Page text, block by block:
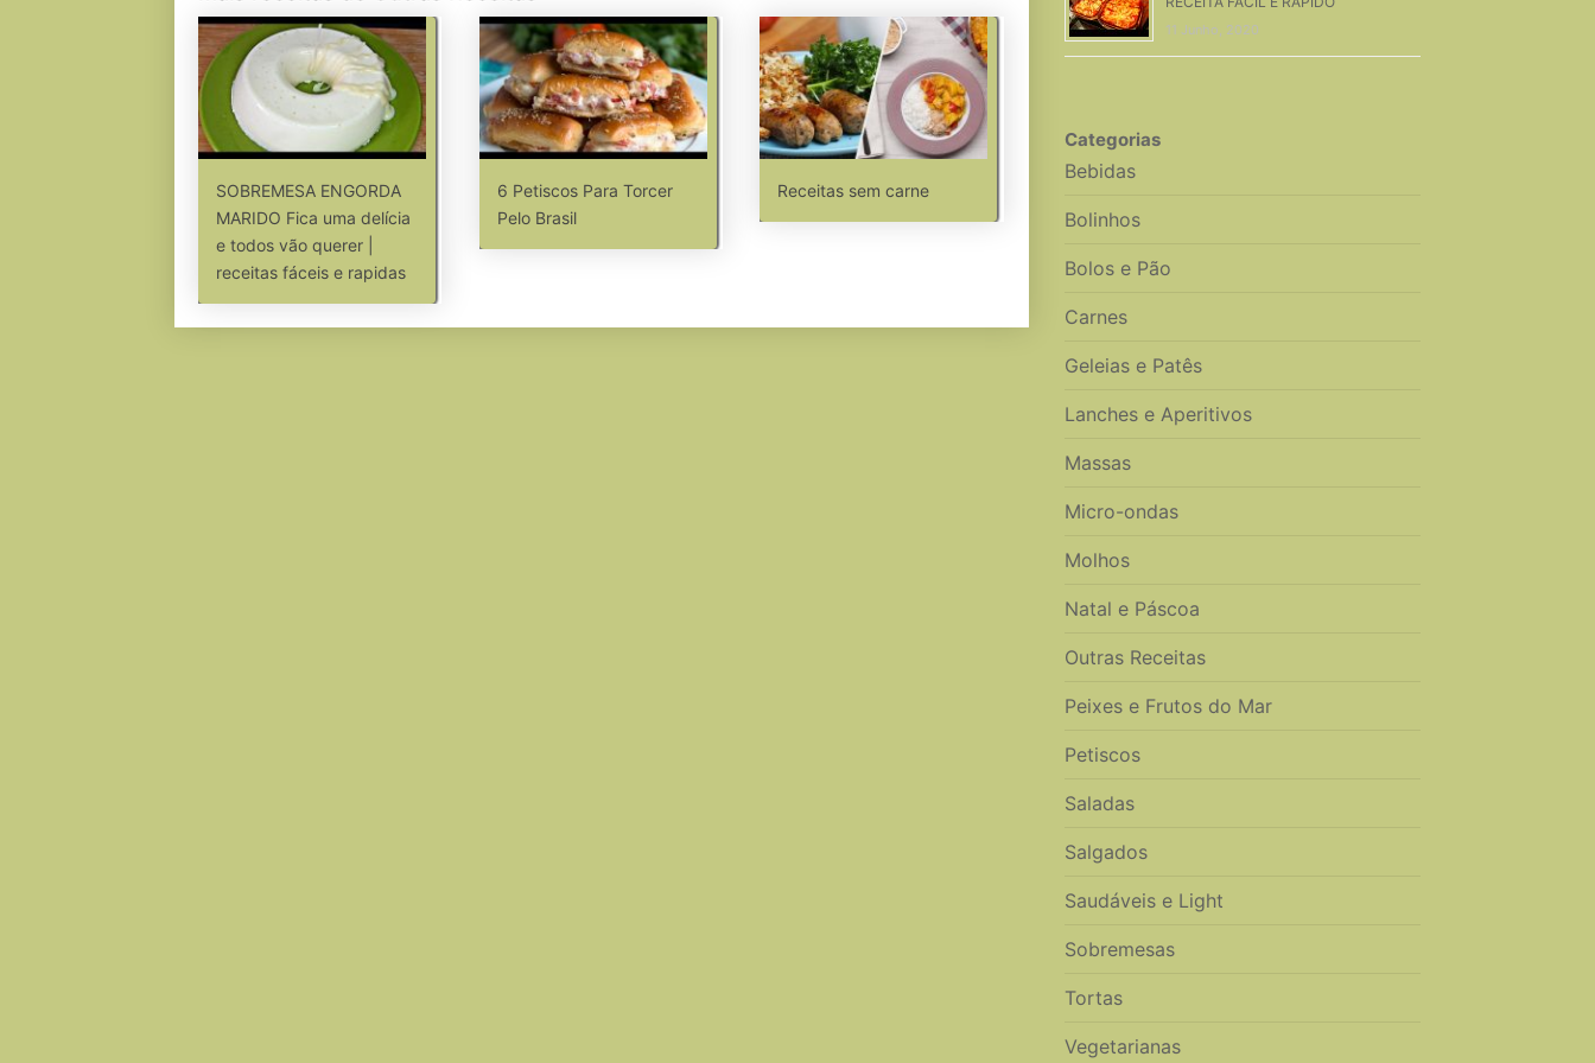
SOBREMESA ENGORDA
MARIDO Fica uma delícia
e todos vão querer |
receitas fáceis e rapidas
6 Petiscos Para Torcer
Pelo Brasil
Receitas sem carne
11 Junho, 2020
Categorias
Bebidas
Bolinhos
Bolos e Pão
Carnes
Geleias e Patês
Lanches e Aperitivos
Massas
Micro-ondas
Molhos
Natal e Páscoa
Outras Receitas
Peixes e Frutos do Mar
Petiscos
Saladas
Salgados
Saudáveis e Light
Sobremesas
Tortas
Vegetarianas